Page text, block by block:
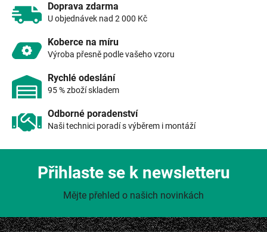
k
ý
Doprava zdarma
U objednávek nad 2 000 Kč
Koberce na míru
Výroba přesně podle vašeho vzoru
Rychlé odeslání
95 % zboží skladem
Odborné poradenství
Naši technici poradí s výběrem i montáží
Přihlaste se k newsletteru
Mějte přehled o našich novinkách